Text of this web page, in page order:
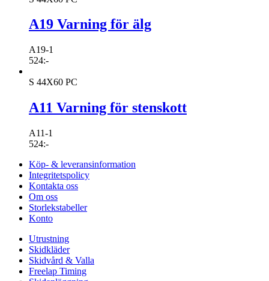
A19 Varning för älg
A19-1
524:-
S 44X60 PC
A11 Varning för stenskott
A11-1
524:-
Köp- & leveransinformation
Integritetspolicy
Kontakta oss
Om oss
Storlekstabeller
Konto
Utrustning
Skidkläder
Skidvård & Valla
Freelap Timing